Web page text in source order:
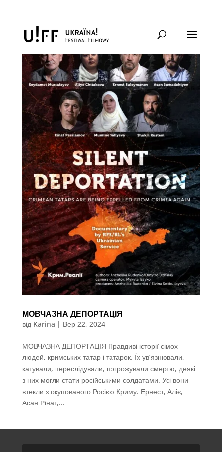
МОВЧАЗНА ДЕПОРТАЦІЯ
від Karina | Вер 22, 2024
МОВЧАЗНА ДЕПОРТАЦІЯ Правдиві історії сімох
людей, кримських татар і татарок. Їх ув’язнювали,
катували, переслідували, погрожували смертю, деякі
з них могли стати російськими солдатами. Усі вони
втекли з окупованого Росією Криму. Ернест, Аліє,
Асан Рінат,...